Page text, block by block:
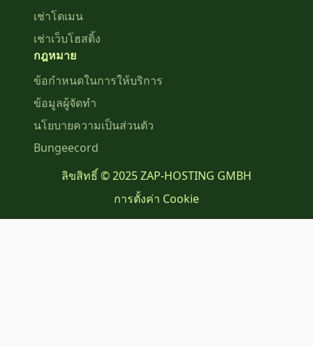
เช่าโดเมน
เช่าเว็บโฮสติ้ง
กฎหมาย
ข้อกำหนดในการให้บริการ
ข้อมูลผู้จัดทำ
นโยบายความเป็นส่วนตัว
Bungeecord
ลิขสิทธิ์ © 2025 ZAP-HOSTING GMBH
การตั้งค่า Cookie